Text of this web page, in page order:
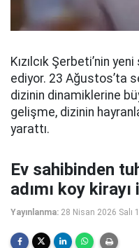
Kızılcık Şerbeti’nin
ediyor. 23 Ağustos’ta
dizinin dinamiklerine
gelişme, dizinin
yarattı.
Ev sahibinden
adımı koy
Yayınlanma: 28 Nisan 2026 Salı